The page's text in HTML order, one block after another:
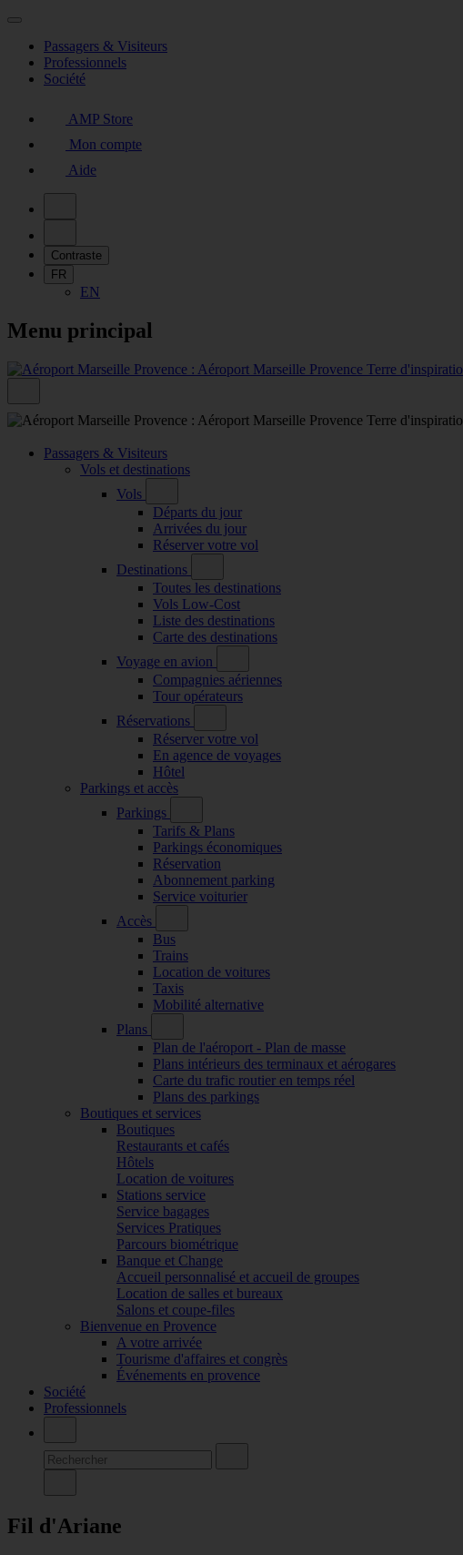
Passagers & Visiteurs
Professionnels
Société
AMP Store
Mon compte
Aide
Contraste
FR
EN
Menu principal
Passagers & Visiteurs
Vols et destinations
Vols
Départs du jour
Arrivées du jour
Réserver votre vol
Destinations
Toutes les destinations
Vols Low-Cost
Liste des destinations
Carte des destinations
Voyage en avion
Compagnies aériennes
Tour opérateurs
Réservations
Réserver votre vol
En agence de voyages
Hôtel
Parkings et accès
Parkings
Tarifs & Plans
Parkings économiques
Réservation
Abonnement parking
Service voiturier
Accès
Bus
Trains
Location de voitures
Taxis
Mobilité alternative
Plans
Plan de l'aéroport - Plan de masse
Plans intérieurs des terminaux et aérogares
Carte du trafic routier en temps réel
Plans des parkings
Boutiques et services
Boutiques
Restaurants et cafés
Hôtels
Location de voitures
Stations service
Service bagages
Services Pratiques
Parcours biométrique
Banque et Change
Accueil personnalisé et accueil de groupes
Location de salles et bureaux
Salons et coupe-files
Bienvenue en Provence
A votre arrivée
Tourisme d'affaires et congrès
Événements en provence
Société
Professionnels
Fil d'Ariane